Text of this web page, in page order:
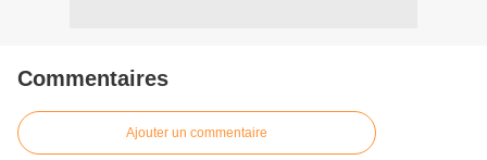
Commentaires
Ajouter un commentaire